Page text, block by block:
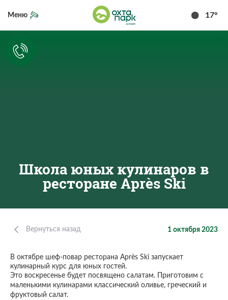
17°
Меню
Школа юных кулинаров в
ресторане Après Ski
Вернуться назад 1 октября 2023
В октябре шеф-повар ресторана Après Ski запускает
кулинарный курс для юных гостей.
Это воскресенье будет посвящено салатам. Приготовим с
маленькими кулинарами классический оливье, греческий и
фруктовый салат.